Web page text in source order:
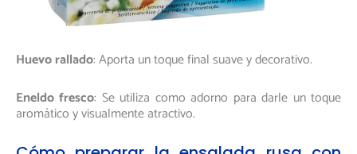
Huevo rallado: Aporta un toque final suave y decorativo.
Eneldo fresco: Se utiliza como adorno para darle un toque
aromático y visualmente atractivo.